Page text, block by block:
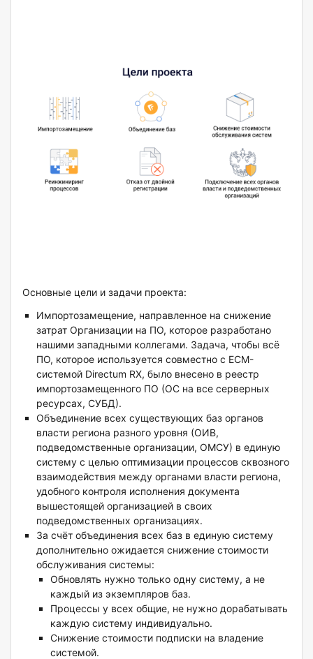
Основные цели и задачи проекта:
Импортозамещение, направленное на снижение
затрат Организации на ПО, которое разработано
нашими западными коллегами. Задача, чтобы всё
ПО, которое используется совместно с ECM-
системой Directum RX, было внесено в реестр
импортозамещенного ПО (ОС на все серверных
ресурсах, СУБД).
Объединение всех существующих баз органов
власти региона разного уровня (ОИВ,
подведомственные организации, ОМСУ) в единую
систему с целью оптимизации процессов сквозного
взаимодействия между органами власти региона,
удобного контроля исполнения документа
вышестоящей организацией в своих
подведомственных организациях.
За счёт объединения всех баз в единую систему
дополнительно ожидается снижение стоимости
обслуживания системы:
Обновлять нужно только одну систему, а не
каждый из экземпляров баз.
Процессы у всех общие, не нужно дорабатывать
каждую систему индивидуально.
Снижение стоимости подписки на владение
системой.